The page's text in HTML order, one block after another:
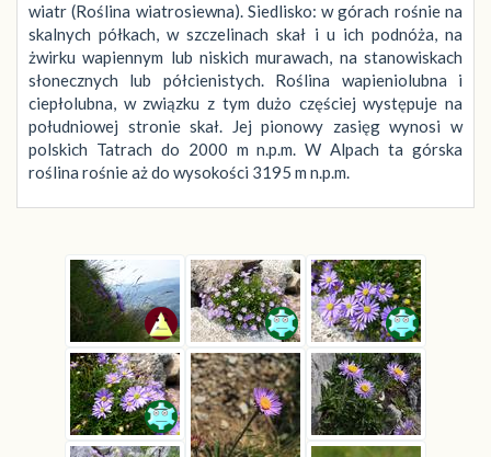
wiatr (Roślina wiatrosiewna). Siedlisko: w górach rośnie na
skalnych półkach, w szczelinach skał i u ich podnóża, na
żwirku wapiennym lub niskich murawach, na stanowiskach
słonecznych lub półcienistych. Roślina wapieniolubna i
ciepłolubna, w związku z tym dużo częściej występuje na
południowej stronie skał. Jej pionowy zasięg wynosi w
polskich Tatrach do 2000 m n.p.m. W Alpach ta górska
roślina rośnie aż do wysokości 3195 m n.p.m.